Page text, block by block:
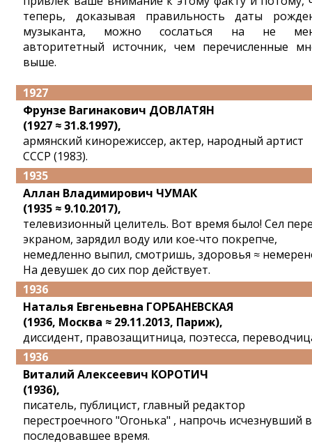
теперь, доказывая правильность даты
музыканта, можно сослаться на не
авторитетный источник, чем перечисленные
выше.
1927
Фрунзе Вагинакович ДОВЛАТЯН
(1927 ≈ 31.8.1997),
армянский кинорежиссер, актер, народный артист
СССР (1983).
1935
Аллан Владимирович ЧУМАК
(1935 ≈ 9.10.2017),
телевизионный целитель. Вот время было! Сел
экраном, зарядил воду или кое-что покрепче,
немедленно выпил, смотришь, здоровья ≈
На девушек до сих пор действует.
1936
Наталья Евгеньевна ГОРБАНЕВСКАЯ
(1936, Москва ≈ 29.11.2013, Париж),
диссидент, правозащитница, поэтесса,
1936
Виталий Алексеевич КОРОТИЧ
(1936),
писатель, публицист, главный редактор
перестроечного "Огонька" , напрочь исчезнувший в
последовавшее время.